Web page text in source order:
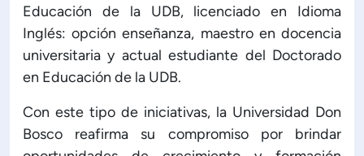
Educación de la UDB, licenciado en Idioma
Inglés: opción enseñanza, maestro en docencia
universitaria y actual estudiante del Doctorado
en Educación de la UDB.
Con este tipo de iniciativas, la Universidad Don
Bosco reafirma su compromiso por brindar